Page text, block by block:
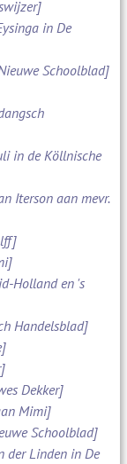
in De
Schoolblad]
in de Köllnische
Iterson aan mevr.
Holland en 's
Handelsblad]
Dekker]
Mimi]
Schoolblad]
der Linden in De